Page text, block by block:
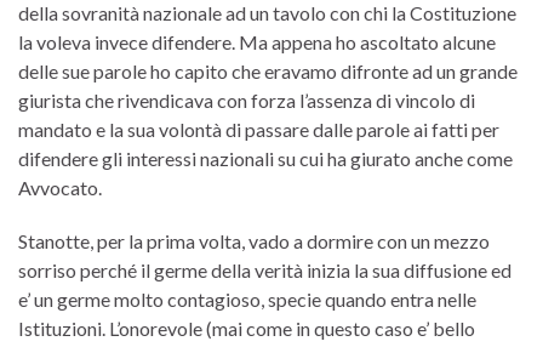
della sovranità nazionale ad un tavolo con chi la Costituzione
la voleva invece difendere. Ma appena ho ascoltato alcune
delle sue parole ho capito che eravamo difronte ad un grande
giurista che rivendicava con forza l’assenza di vincolo di
mandato e la sua volontà di passare dalle parole ai fatti per
difendere gli interessi nazionali su cui ha giurato anche come
Avvocato.
Stanotte, per la prima volta, vado a dormire con un mezzo
sorriso perché il germe della verità inizia la sua diffusione ed
e’ un germe molto contagioso, specie quando entra nelle
Istituzioni. L’onorevole (mai come in questo caso e’ bello